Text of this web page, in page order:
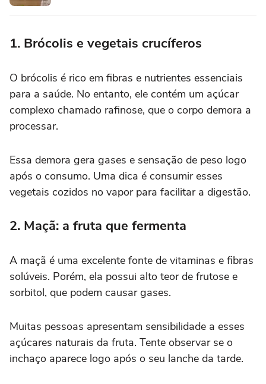
1. Brócolis e vegetais crucíferos
O brócolis é rico em fibras e nutrientes essenciais
para a saúde. No entanto, ele contém um açúcar
complexo chamado rafinose, que o corpo demora a
processar.
Essa demora gera gases e sensação de peso logo
após o consumo. Uma dica é consumir esses
vegetais cozidos no vapor para facilitar a digestão.
2. Maçã: a fruta que fermenta
A maçã é uma excelente fonte de vitaminas e fibras
solúveis. Porém, ela possui alto teor de frutose e
sorbitol, que podem causar gases.
Muitas pessoas apresentam sensibilidade a esses
açúcares naturais da fruta. Tente observar se o
inchaço aparece logo após o seu lanche da tarde.